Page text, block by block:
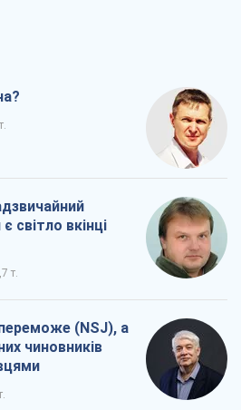
світло вкінці
т.
(NSJ), а
чиновників